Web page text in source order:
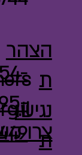
הצהר
ת
נגישו
ת
צרו